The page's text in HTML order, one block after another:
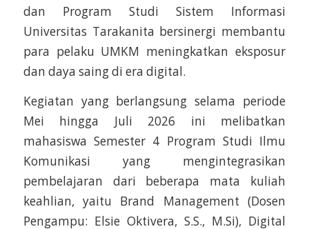
dan Program Studi Sistem Informasi
Universitas Tarakanita bersinergi membantu
para pelaku UMKM meningkatkan eksposur
dan daya saing di era digital.
Kegiatan yang berlangsung selama periode
Mei hingga Juli 2026 ini melibatkan
mahasiswa Semester 4 Program Studi Ilmu
Komunikasi yang mengintegrasikan
pembelajaran dari beberapa mata kuliah
keahlian, yaitu Brand Management (Dosen
Pengampu: Elsie Oktivera, S.S., M.Si), Digital